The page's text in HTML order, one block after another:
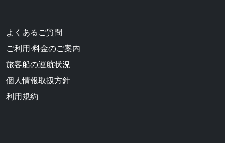
よくあるご質問
ご利用·料金のご案内
旅客船の運航状況
個人情報取扱方針
利用規約